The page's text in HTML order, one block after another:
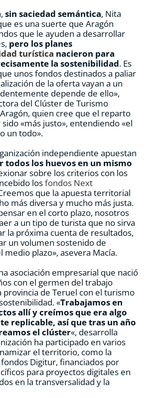
sin saciedad semántica, Nita
es una suerte que Aragón
que le ayuden a desarrollar
pero los planes
turística nacieron para
la sostenibilidad. Es
unos fondos destinados a paliar
de la oferta vayan a un
depende de ello»,
del Clúster de Turismo
quien cree que el reparto
«más justo», entendiendo «el
un todo».
independiente apuestan
todos los huevos en un mismo
sobre los criterios con los
losfondos Next
que la apuesta territorial
más diversa y mucho más justa.
en el corto plazo, nosotros
a un tipo de turista que no sirva
la próxima cuenta de resultados,
un volumen sostenido de
medio plazo», asevera Macía.
asociación empresarial que nació
con el germen del trabajo
provincia de Teruel con el turismo
«Trabajamos en
allí y creímos que era algo
replicable, así que tras un año
el clúster«, desarrolla
ha participado en varios
el territorio, como la
Digitur, financiados por
para proyectos digitales en
en la transversalidad y la